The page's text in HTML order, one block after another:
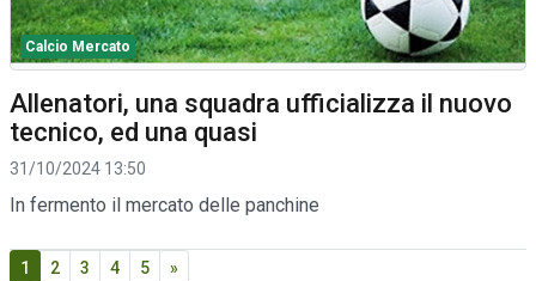
Calcio Mercato
Allenatori, una squadra ufficializza il nuovo
tecnico, ed una quasi
31/10/2024 13:50
In fermento il mercato delle panchine
1 2 3 4 5 »